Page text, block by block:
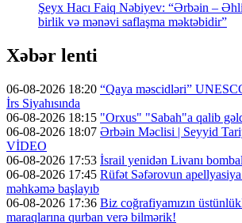
Şeyx Hacı Faiq Nəbiyev: “Ərbəin –
birlik və mənəvi saflaşma məktəbidir”
Xəbər lenti
06-08-2026 18:20 “Qaya məscidləri”
İrs Siyahısında
06-08-2026 18:15 "Orxus" "Sabah"a qalib
06-08-2026 18:07 Ərbəin Məclisi | Seyyid
VİDEO
06-08-2026 17:53 İsrail yenidən Livanı
06-08-2026 17:45 Rüfət Səfərovun
məhkəmə başlayıb
06-08-2026 17:36 Biz coğrafiyamızın
maraqlarına qurban verə bilmərik!